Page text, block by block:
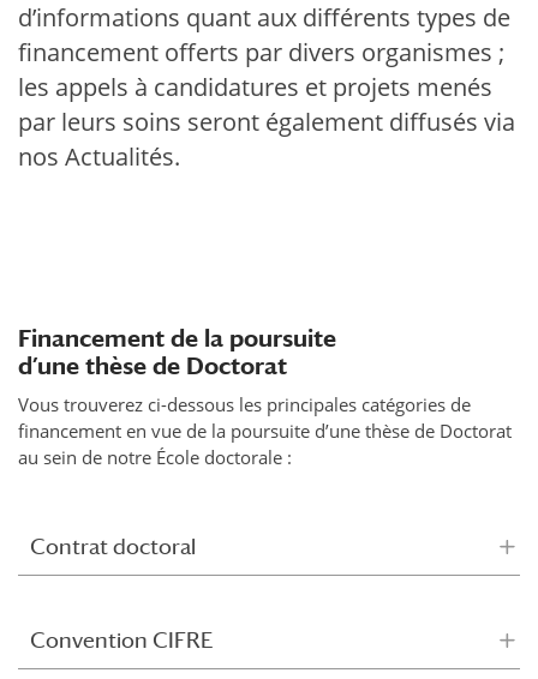
d’informations quant aux différents types de
financement offerts par divers organismes ;
les appels à candidatures et projets menés
par leurs soins seront également diffusés via
nos Actualités.
Financement de la poursuite
d’une thèse de Doctorat
Vous trouverez ci-dessous les principales catégories de
financement en vue de la poursuite d’une thèse de Doctorat
au sein de notre École doctorale :
Contrat doctoral
Convention CIFRE